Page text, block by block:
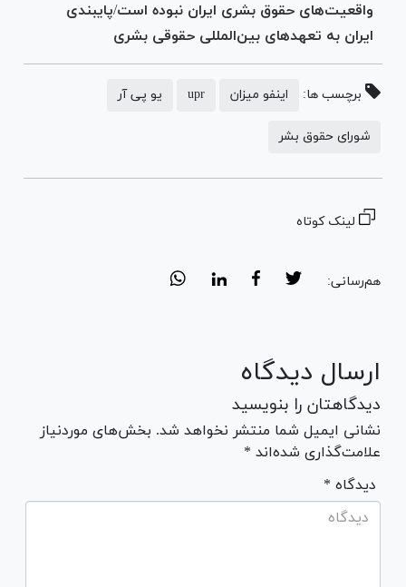
واقعیت‌های حقوق بشری ایران نبوده است/پایبندی
ایران به تعهدهای بین‌المللی حقوقی بشری
برچسب ها: اینفو میزان upr یو پی آر
شورای حقوق بشر
لینک کوتاه
هم‌رسانی:
ارسال دیدگاه
دیدگاهتان را بنویسید
نشانی ایمیل شما منتشر نخواهد شد. بخش‌های موردنیاز
علامت‌گذاری شده‌اند *
* دیدگاه